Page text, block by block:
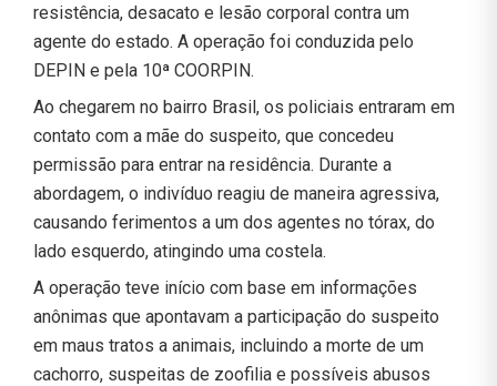
resistência, desacato e lesão corporal contra um
agente do estado. A operação foi conduzida pelo
DEPIN e pela 10ª COORPIN.
Ao chegarem no bairro Brasil, os policiais entraram em
contato com a mãe do suspeito, que concedeu
permissão para entrar na residência. Durante a
abordagem, o indivíduo reagiu de maneira agressiva,
causando ferimentos a um dos agentes no tórax, do
lado esquerdo, atingindo uma costela.
A operação teve início com base em informações
anônimas que apontavam a participação do suspeito
em maus tratos a animais, incluindo a morte de um
cachorro, suspeitas de zoofilia e possíveis abusos